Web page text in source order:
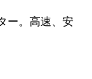
ー。高速、安